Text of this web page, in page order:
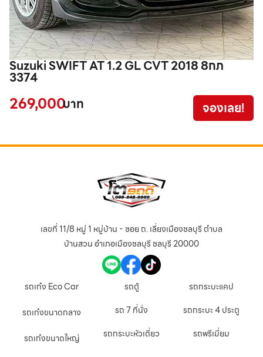
Suzuki SWIFT AT 1.2 GL CVT 2018 8กภ
3374
269,000บาท จองเลย!
เลขที่ 11/8 หมู่ 1 หมู่บ้าน - ซอย ถ. เลี่ยงเมืองชลบุรี ตำบล
บ้านสวน อำเภอเมืองชลบุรี ชลบุรี 20000
รถเก๋ง Eco Car
รถเก๋งขนาดกลาง
รถเก๋งขนาดใหญ่
รถตู้
รถ 7 ที่นั่ง
รถกระบะหัวเดี่ยว
รถกระบะแคป
รถกระบะ 4 ประตู
รถพรีเมี่ยม